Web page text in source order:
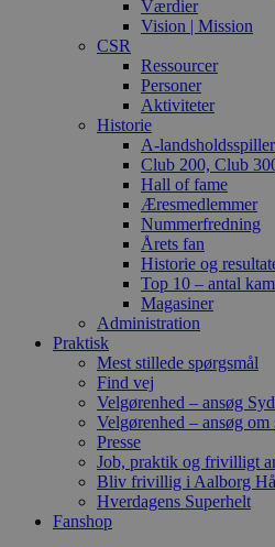
Værdier
Vision | Mission
CSR
Ressourcer
Personer
Aktiviteter
Historie
A-
Club 200, Club
Hall of fame
Æresmedlemmer
Nummerfredning
Årets fan
Historie og
Top 10 – antal
Magasiner
Administration
Praktisk
Mest stillede spørgsmål
Find vej
Velgørenhed – ansøg
Velgørenhed – ansøg om
Presse
Job, praktik og frivilligt
Bliv frivillig i Aalborg
Hverdagens Superhelt
Fanshop